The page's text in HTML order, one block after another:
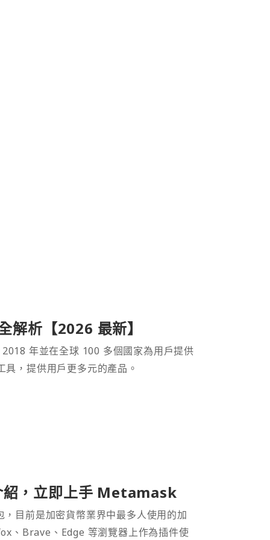
析【2026 最新】
年並在全球 100 多個國家為用戶提供
，提供用戶更多元的產品。
，立即上手 Metamask
目前是加密貨幣業界中最多人使用的加
、Brave、Edge 等瀏覽器上作為插件使